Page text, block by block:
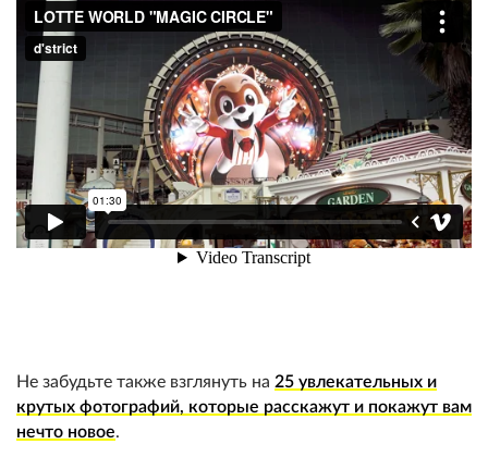
Не забудьте также взглянуть на 25 увлекательных и
крутых фотографий, которые расскажут и покажут вам
нечто новое.